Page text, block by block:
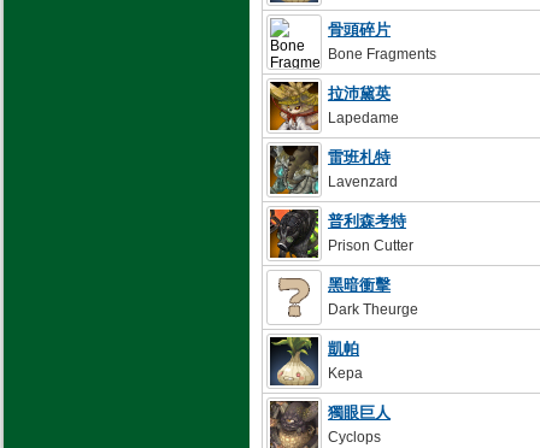
骨頭碎片
Bone Fragments
拉沛黛英
Lapedame
雷班札特
Lavenzard
普利森考特
Prison Cutter
黑暗衝擊
Dark Theurge
凱帕
Kepa
獨眼巨人
Cyclops